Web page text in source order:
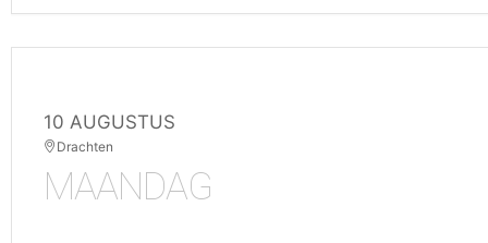
10 AUGUSTUS
Drachten
MAANDAG